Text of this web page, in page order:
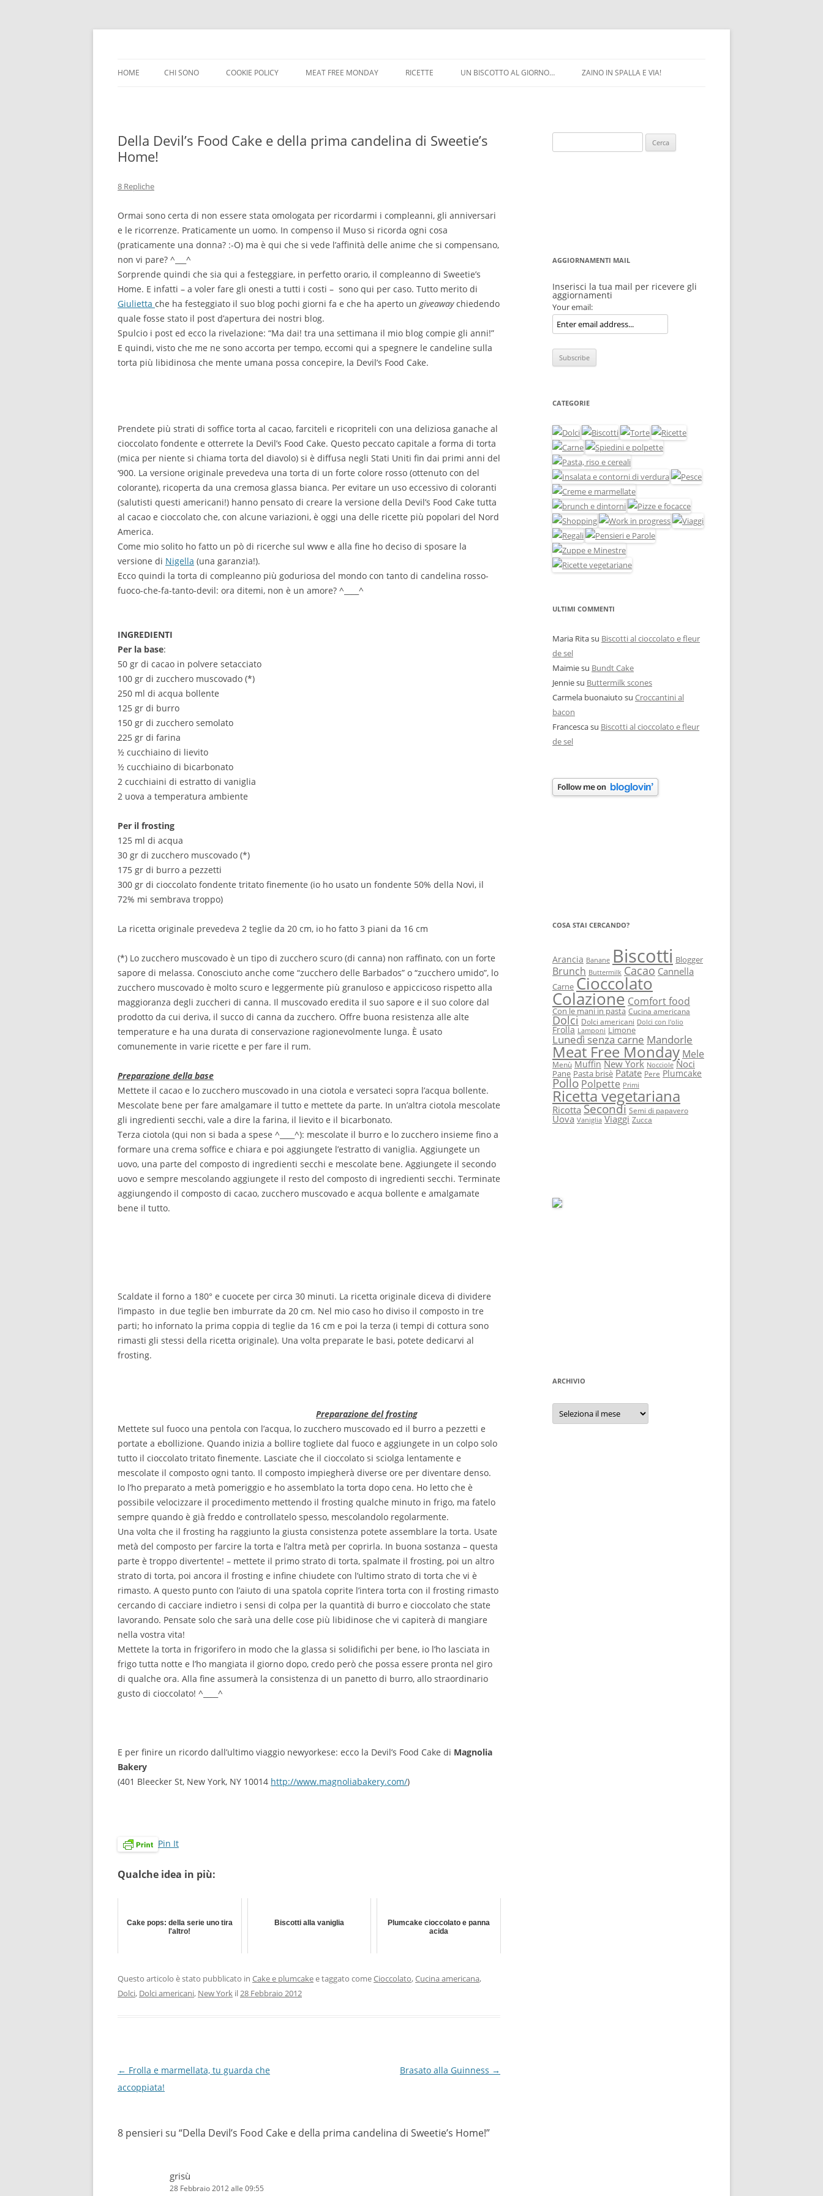
al
HOME CHI SONO COOKIE POLICY MEAT FREE MONDAY RICETTE UN BISCOTTO AL GIORNO… ZAINO IN SPALLA E VIA!
Della Devil’s Food Cake e della prima candelina di Sweetie’s
Home!
8 Repliche
Ormai sono certa di non essere stata omologata per ricordarmi i compleanni, gli anniversari
e le ricorrenze. Praticamente un uomo. In compenso il Muso si ricorda ogni cosa
(praticamente una donna? :-O) ma è qui che si vede l’affinità delle anime che si compensano,
non vi pare? ^___^
Sorprende quindi che sia qui a festeggiare, in perfetto orario, il compleanno di Sweetie’s
Home. E infatti – a voler fare gli onesti a tutti i costi – sono qui per caso. Tutto merito di
Giulietta che ha festeggiato il suo blog pochi giorni fa e che ha aperto ungiveawaychiedendo
quale fosse stato il post d’apertura dei nostri blog.
Spulcio i post ed ecco la rivelazione: “Ma dai! tra una settimana il mio blog compie gli anni!”
E quindi, visto che me ne sono accorta per tempo, eccomi qui a spegnere le candeline sulla
torta più libidinosa che mente umana possa concepire, la Devil’s Food Cake.
Prendete più strati di soffice torta al cacao, farciteli e ricopriteli con una deliziosa ganache al
cioccolato fondente e otterrete la Devil’s Food Cake. Questo peccato capitale a forma di torta
(mica per niente si chiama torta del diavolo) si è diffusa negli Stati Uniti fin dai primi anni del
‘900. La versione originale prevedeva una torta di un forte colore rosso (ottenuto con del
colorante), ricoperta da una cremosa glassa bianca. Per evitare un uso eccessivo di coloranti
(salutisti questi americani!) hanno pensato di creare la versione della Devil’s Food Cake tutta
al cacao e cioccolato che, con alcune variazioni, è oggi una delle ricette più popolari del Nord
America.
Come mio solito ho fatto un pò di ricerche sul www e alla fine ho deciso di sposare la
versione di Nigella (una garanzia!).
Ecco quindi la torta di compleanno più goduriosa del mondo con tanto di candelina rosso-
fuoco-che-fa-tanto-devil: ora ditemi, non è un amore? ^____^
INGREDIENTI
Per la base:
50 gr di cacao in polvere setacciato
100 gr di zucchero muscovado (*)
250 ml di acqua bollente
125 gr di burro
150 gr di zucchero semolato
225 gr di farina
½ cucchiaino di lievito
½ cucchiaino di bicarbonato
2 cucchiaini di estratto di vaniglia
2 uova a temperatura ambiente
Per il frosting
125 ml di acqua
30 gr di zucchero muscovado (*)
175 gr di burro a pezzetti
300 gr di cioccolato fondente tritato finemente (io ho usato un fondente 50% della Novi, il
72% mi sembrava troppo)
La ricetta originale prevedeva 2 teglie da 20 cm, io ho fatto 3 piani da 16 cm
(*) Lo zucchero muscovado è un tipo di zucchero scuro (di canna) non raffinato, con un forte
sapore di melassa. Conosciuto anche come “zucchero delle Barbados” o “zucchero umido”, lo
zucchero muscovado è molto scuro e leggermente più granuloso e appiccicoso rispetto alla
maggioranza degli zuccheri di canna. Il muscovado eredita il suo sapore e il suo colore dal
prodotto da cui deriva, il succo di canna da zucchero. Offre buona resistenza alle alte
temperature e ha una durata di conservazione ragionevolmente lunga. È usato
comunemente in varie ricette e per fare il rum.
Preparazione della base
Mettete il cacao e lo zucchero muscovado in una ciotola e versateci sopra l’acqua bollente.
Mescolate bene per fare amalgamare il tutto e mettete da parte. In un’altra ciotola mescolate
gli ingredienti secchi, vale a dire la farina, il lievito e il bicarbonato.
Terza ciotola (qui non si bada a spese ^____^): mescolate il burro e lo zucchero insieme fino a
formare una crema soffice e chiara e poi aggiungete l’estratto di vaniglia. Aggiungete un
uovo, una parte del composto di ingredienti secchi e mescolate bene. Aggiungete il secondo
uovo e sempre mescolando aggiungete il resto del composto di ingredienti secchi. Terminate
aggiungendo il composto di cacao, zucchero muscovado e acqua bollente e amalgamate
bene il tutto.
Scaldate il forno a 180° e cuocete per circa 30 minuti. La ricetta originale diceva di dividere
l’impasto in due teglie ben imburrate da 20 cm. Nel mio caso ho diviso il composto in tre
parti; ho infornato la prima coppia di teglie da 16 cm e poi la terza (i tempi di cottura sono
rimasti gli stessi della ricetta originale). Una volta preparate le basi, potete dedicarvi al
frosting.
Preparazione del frosting
Mettete sul fuoco una pentola con l’acqua, lo zucchero muscovado ed il burro a pezzetti e
portate a ebollizione. Quando inizia a bollire togliete dal fuoco e aggiungete in un colpo solo
tutto il cioccolato tritato finemente. Lasciate che il cioccolato si sciolga lentamente e
mescolate il composto ogni tanto. Il composto impiegherà diverse ore per diventare denso.
Io l’ho preparato a metà pomeriggio e ho assemblato la torta dopo cena. Ho letto che è
possibile velocizzare il procedimento mettendo il frosting qualche minuto in frigo, ma fatelo
sempre quando è già freddo e controllatelo spesso, mescolandolo regolarmente.
Una volta che il frosting ha raggiunto la giusta consistenza potete assemblare la torta. Usate
metà del composto per farcire la torta e l’altra metà per coprirla. In buona sostanza – questa
parte è troppo divertente! – mettete il primo strato di torta, spalmate il frosting, poi un altro
strato di torta, poi ancora il frosting e infine chiudete con l’ultimo strato di torta che vi è
rimasto. A questo punto con l’aiuto di una spatola coprite l’intera torta con il frosting rimasto
cercando di cacciare indietro i sensi di colpa per la quantità di burro e cioccolato che state
lavorando. Pensate solo che sarà una delle cose più libidinose che vi capiterà di mangiare
nella vostra vita!
Mettete la torta in frigorifero in modo che la glassa si solidifichi per bene, io l’ho lasciata in
frigo tutta notte e l’ho mangiata il giorno dopo, credo però che possa essere pronta nel giro
di qualche ora. Alla fine assumerà la consistenza di un panetto di burro, allo straordinario
gusto di cioccolato! ^____^
E per finire un ricordo dall’ultimo viaggio newyorkese: ecco la Devil’s Food Cake di Magnolia
Bakery
(401 Bleecker St, New York, NY 10014 http://www.magnoliabakery.com/)
Pin It
Qualche idea in più:
Cake pops: della serie uno tira
l'altro!
Biscotti alla vaniglia
Plumcake cioccolato e panna
acida
Questo articolo è stato pubblicato in Cake e plumcakee taggato comeCioccolato,Cucina americana,
Dolci, Dolci americani, New York il28 Febbraio 2012
Navigazione
articolo
← Frolla e marmellata, tu guarda che
accoppiata!
Brasato alla Guinness →
8 pensieri su “Della Devil’s Food Cake e della prima candelina di Sweetie’s Home!”
grisù
28 Febbraio 2012 alle 09:55
per:
AGGIORNAMENTI MAIL
Inserisci la tua mail per ricevere gli
aggiornamenti
Your email:
CATEGORIE
ULTIMI COMMENTI
Maria Ritasu Biscotti al cioccolato e fleur
de sel
Maimiesu Bundt Cake
Jenniesu Buttermilk scones
Carmela buonaiuto su Croccantini al
bacon
Francescasu Biscotti al cioccolato e fleur
de sel
COSA STAI CERCANDO?
Arancia Banane Biscotti Blogger
Brunch Buttermilk Cacao Cannella
Carne Cioccolato
Colazione Comfort food
Con le mani in pasta Cucina americana
Dolci Dolci americani Dolci con l'olio
Frolla Lamponi Limone
Lunedì senza carne Mandorle
Meat Free Monday Mele
Menù Muffin New York Nocciole Noci
Pane Pasta brisè Patate Pere Plumcake
Pollo Polpette Primi
Ricetta vegetariana
Ricotta Secondi Semi di papavero
Uova Vaniglia Viaggi Zucca
ARCHIVIO
Archivio